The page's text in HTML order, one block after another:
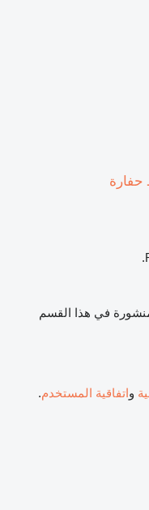
في هذا القسم
واتفاقية المستخدم.